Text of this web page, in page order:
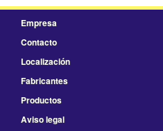
Empresa
Contacto
Localización
Fabricantes
Productos
Aviso legal